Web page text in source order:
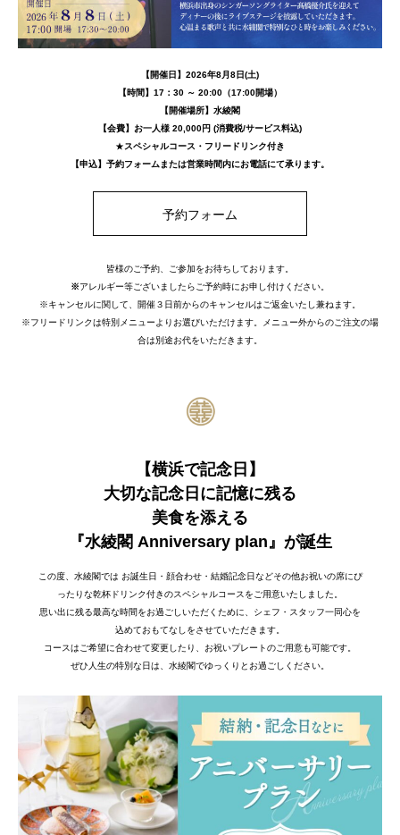
【開催日】2026年8月8日(土)
【時間】17：30 ～ 20:00（17:00開場）
【開催場所】水綾閣
【会費】お一人様 20,000円 (消費税/サービス料込)
★スペシャルコース・フリードリンク付き
【申込】予約フォームまたは営業時間内にお電話にて承ります。
予約フォーム
皆様のご予約、ご参加をお待ちしております。
※アレルギー等ございましたらご予約時にお申し付けください。
※キャンセルに関して、開催３日前からのキャンセルはご返金いたし兼ねます。
※フリードリンクは特別メニューよりお選びいただけます。メニュー外からのご注文の場
合は別途お代をいただきます。
【横浜で記念日】
大切な記念日に記憶に残る
美食を添える
『水綾閣 Anniversary plan』が誕生
この度、水綾閣では お誕生日・顔合わせ・結婚記念日などその他お祝いの席にぴ
ったりな乾杯ドリンク付きのスペシャルコースをご用意いたしました。
思い出に残る最高な時間をお過ごしいただくために、シェフ・スタッフ一同心を
込めておもてなしをさせていただきます。
コースはご希望に合わせて変更したり、お祝いプレートのご用意も可能です。
ぜひ人生の特別な日は、水綾閣でゆっくりとお過ごしください。